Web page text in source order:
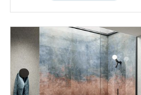
Розміри: 1200х600х8; 1200х1200х8;
Стилі: Під камінь;
Кольори: